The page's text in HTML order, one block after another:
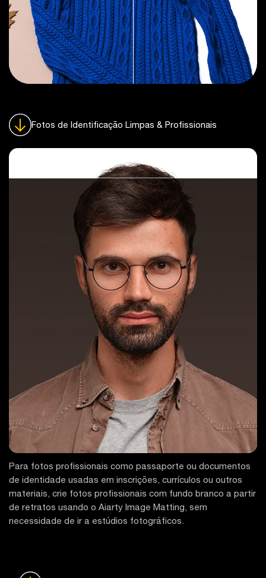
Fotos de Identificação Limpas & Profissionais
Para fotos profissionais como passaporte ou documentos
de identidade usadas em inscrições, currículos ou outros
materiais, crie fotos profissionais com fundo branco a partir
de retratos usando o Aiarty Image Matting, sem
necessidade de ir a estúdios fotográficos.